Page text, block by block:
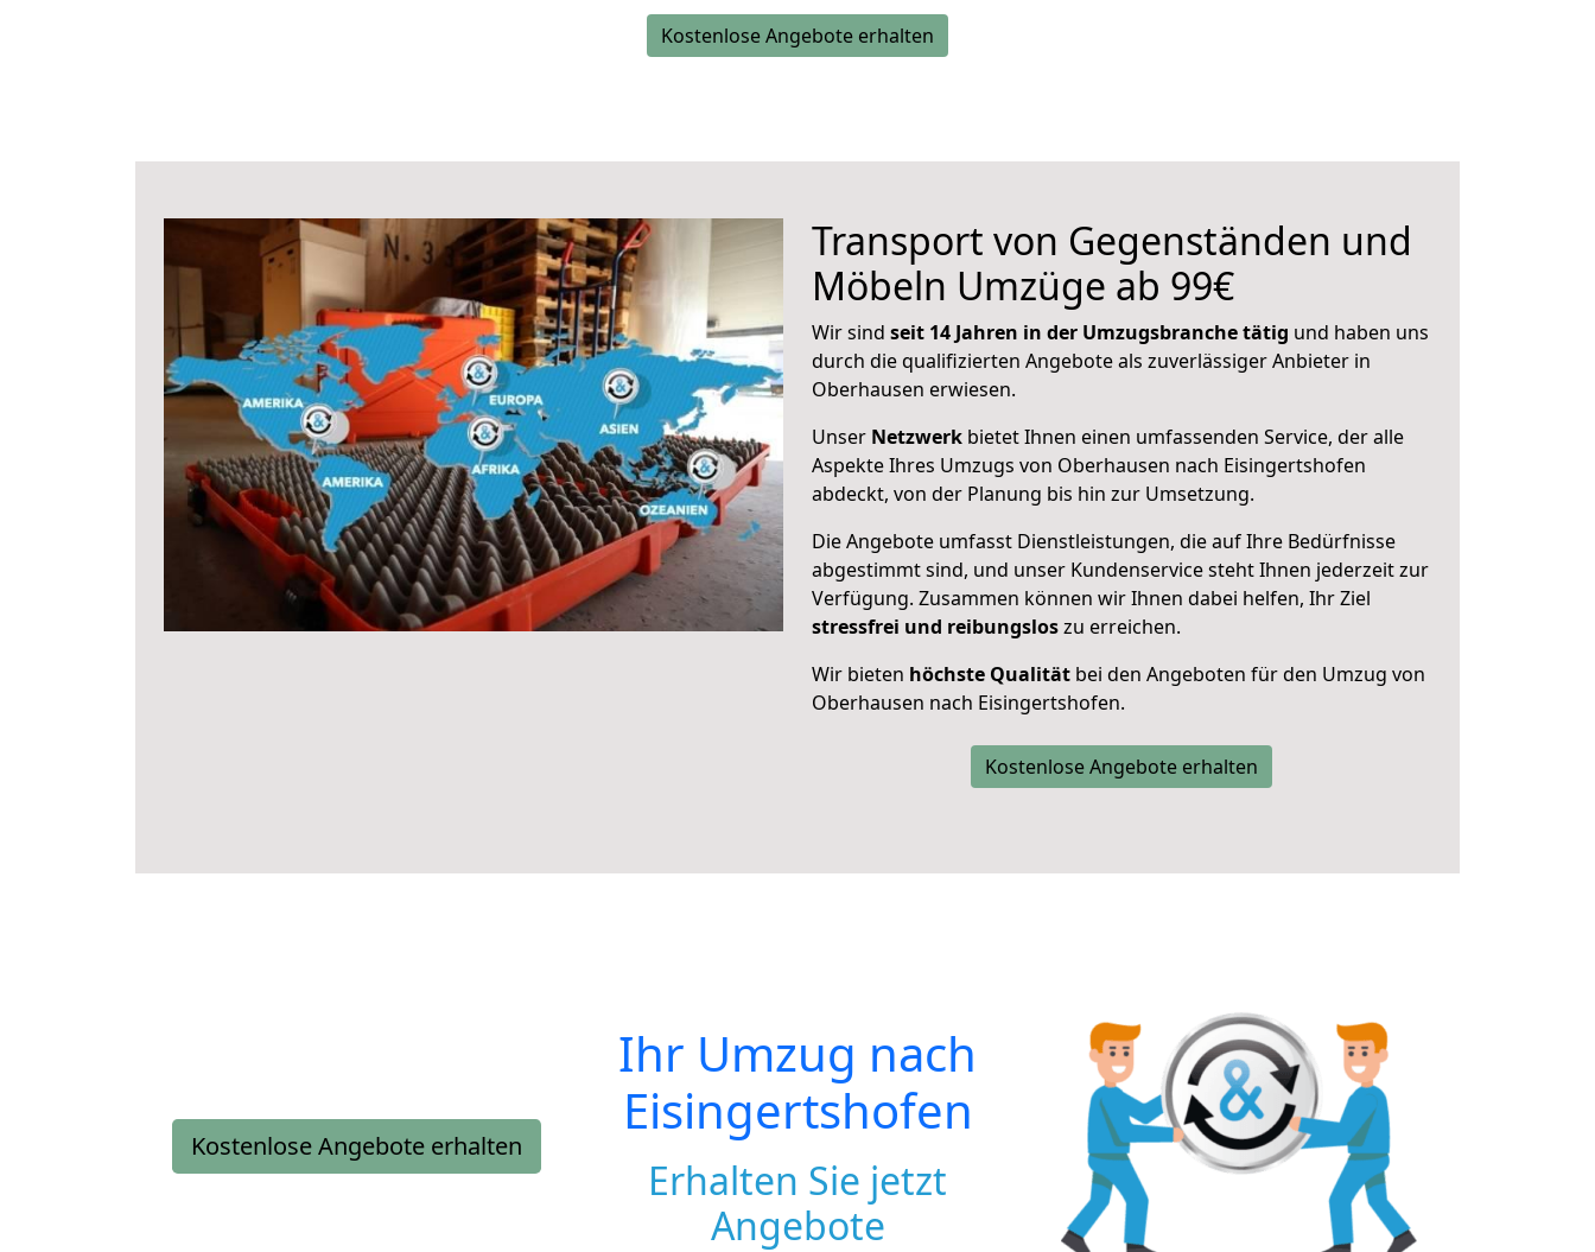
Kostenlose Angebote erhalten
Transport von Gegenständen und
Möbeln Umzüge ab 99€
Wir sind seit 14 Jahren in der Umzugsbranche tätig und haben uns
durch die qualifizierten Angebote als zuverlässiger Anbieter in
Oberhausen erwiesen.
Unser Netzwerk bietet Ihnen einen umfassenden Service, der alle
Aspekte Ihres Umzugs von Oberhausen nach Eisingertshofen
abdeckt, von der Planung bis hin zur Umsetzung.
Die Angebote umfasst Dienstleistungen, die auf Ihre Bedürfnisse
abgestimmt sind, und unser Kundenservice steht Ihnen jederzeit zur
Verfügung. Zusammen können wir Ihnen dabei helfen, Ihr Ziel
stressfrei und reibungsloszu erreichen.
Wir bieten höchste Qualität bei den Angeboten für den Umzug von
Oberhausen nach Eisingertshofen.
Kostenlose Angebote erhalten
Kostenlose Angebote erhalten
Ihr Umzug nach
Eisingertshofen
Erhalten Sie jetzt
Angebote